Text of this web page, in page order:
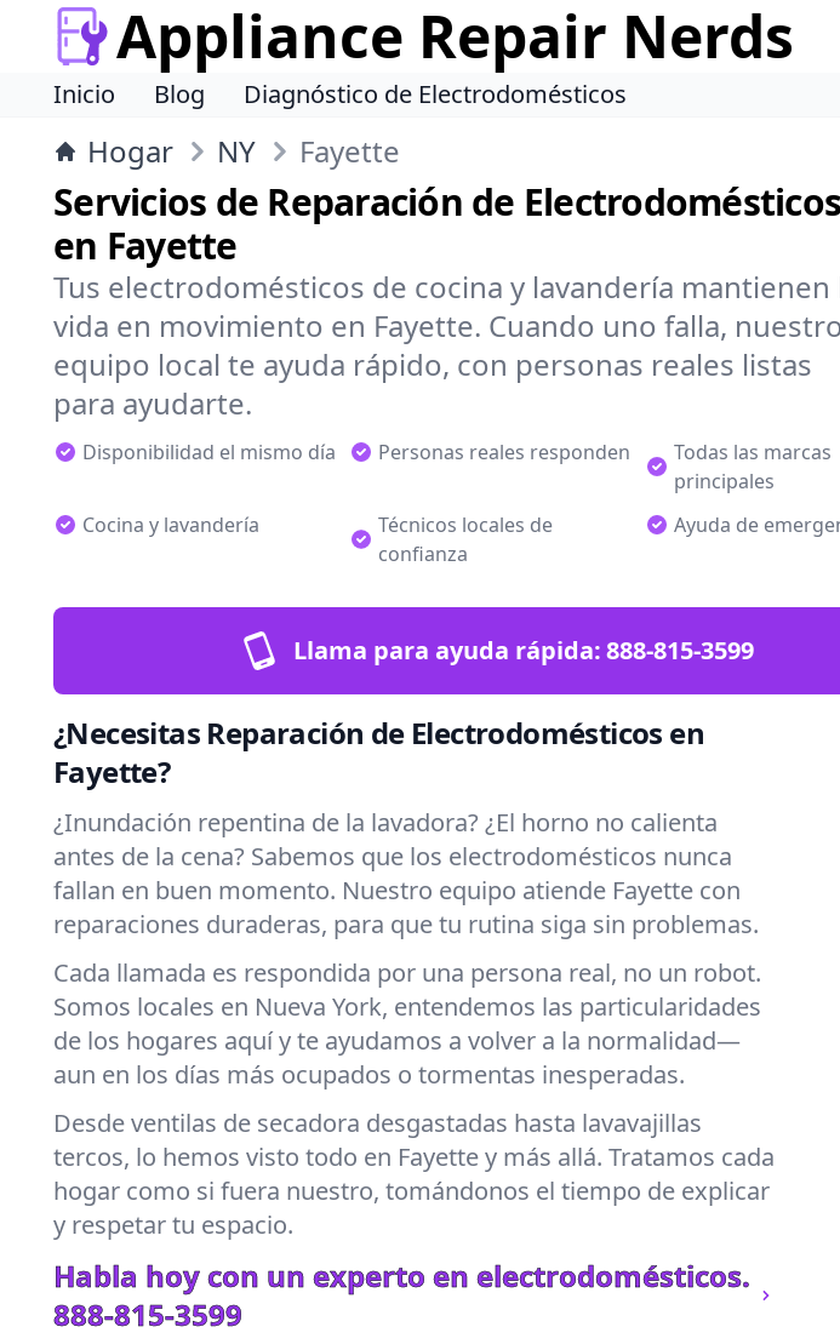
Appliance Repair Nerds
Inicio Blog Diagnóstico de Electrodomésticos
Hogar NY Fayette
Servicios de Reparación de Electrodomésticos
en Fayette
Tus electrodomésticos de cocina y lavandería mantienen
vida en movimiento en Fayette. Cuando uno falla,
equipo local te ayuda rápido, con personas reales listas
para ayudarte.
Disponibilidad el mismo día Personas reales responden
Todas las marcas
principales
Cocina y lavandería
Técnicos locales de
confianza
Ayuda de
Llama para ayuda rápida:888-815-3599
¿Necesitas Reparación de Electrodomésticos en
Fayette?
¿Inundación repentina de la lavadora? ¿El horno no calienta
antes de la cena? Sabemos que los electrodomésticos nunca
fallan en buen momento. Nuestro equipo atiende Fayette con
reparaciones duraderas, para que tu rutina siga sin problemas.
Cada llamada es respondida por una persona real, no un robot.
Somos locales en Nueva York, entendemos las particularidades
de los hogares aquí y te ayudamos a volver a la normalidad—
aun en los días más ocupados o tormentas inesperadas.
Desde ventilas de secadora desgastadas hasta lavavajillas
tercos, lo hemos visto todo en Fayette y más allá. Tratamos cada
hogar como si fuera nuestro, tomándonos el tiempo de explicar
y respetar tu espacio.
Habla hoy con un experto en electrodomésticos.
888-815-3599